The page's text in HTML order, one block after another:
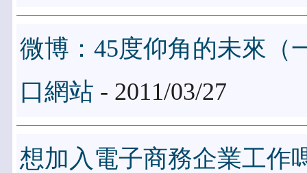
微博：45度仰角的未來（
口網站 - 2011/03/27
想加入電子商務企業工作